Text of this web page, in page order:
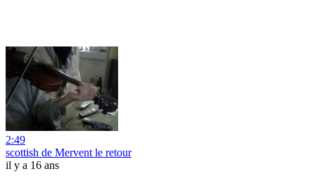
2:49
scottish de Mervent le retour
il y a 16 ans